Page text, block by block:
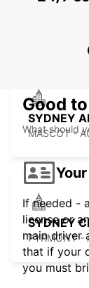
SYDNEY
MASCOT -
SYDNEY
PYRMONT -
Good
What should
If needed -
license or
main driver
that if your
you must